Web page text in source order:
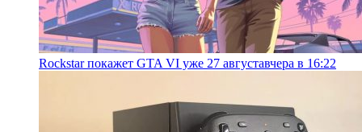
Rockstar покажет GTA VI уже 27 августавчера в 16:22